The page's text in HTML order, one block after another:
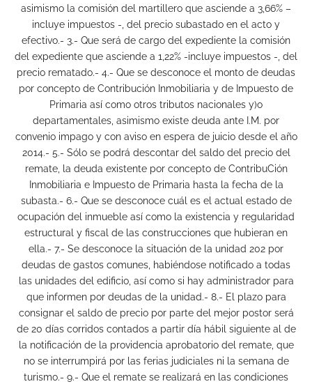
asimismo la comisión del martillero que asciende a 3,66% –
incluye impuestos -, del precio subastado en el acto y
efectivo.- 3.- Que será de cargo del expediente la comisión
del expediente que asciende a 1,22% -incluye impuestos -, del
precio rematado.- 4.- Que se desconoce el monto de deudas
por concepto de Contribución Inmobiliaria y de Impuesto de
Primaria así como otros tributos nacionales y)o
departamentales, asimismo existe deuda ante I.M. por
convenio impago y con aviso en espera de juicio desde el año
2014.- 5.- Sólo se podrá descontar del saldo del precio del
remate, la deuda existente por concepto de ContribuCión
Inmobiliaria e Impuesto de Primaria hasta la fecha de la
subasta.- 6.- Que se desconoce cuál es el actual estado de
ocupación del inmueble así como la existencia y regularidad
estructural y fiscal de las construcciones que hubieran en
ella.- 7.- Se desconoce la situación de la unidad 202 por
deudas de gastos comunes, habiéndose notificado a todas
las unidades del edificio, así como si hay administrador para
que informen por deudas de la unidad.- 8.- El plazo para
consignar el saldo de precio por parte del mejor postor será
de 20 días corridos contados a partir día hábil siguiente al de
la notificación de la providencia aprobatorio del remate, que
no se interrumpirá por las ferias judiciales ni la semana de
turismo.- 9.- Que el remate se realizará en las condiciones